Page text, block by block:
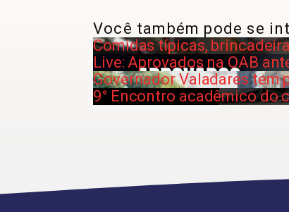
Você também pode se
Comidas típicas,
Live: Aprovados na OAB
Governador Valadares tem
9° Encontro acadêmico do